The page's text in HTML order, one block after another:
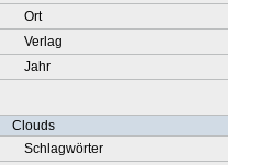
Ort
Verlag
Jahr
Clouds
Schlagwörter